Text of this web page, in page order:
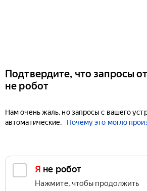
Подтвердите, что запросы
не робот
Нам очень жаль, но запросы с вашего
автоматические.
Почему это могло
Я не робот
Нажмите, чтобы продолжить